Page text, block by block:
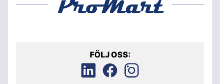
FÖLJ OSS: